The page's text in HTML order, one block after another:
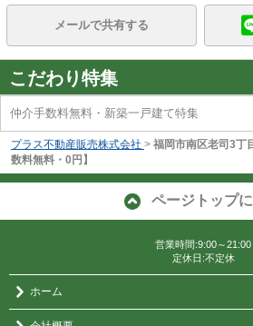
メールで共有する
こだわり特集
仲介手数料無料・新築一戸建て特集
プラス不動産販売株式会社 > 福岡市南区老司3
数料無料・0円】
ページトップ
営業時間:9:00～21:00
定休日:不定休
ホーム